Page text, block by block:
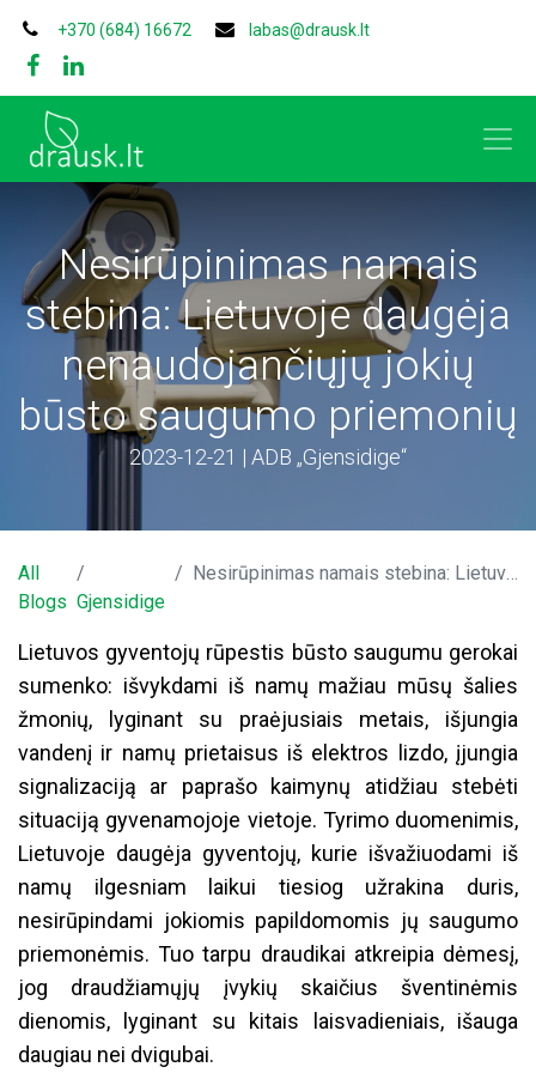
+370 (684) 16672 labas@drausk.lt
Nesirūpinimas namais
stebina: Lietuvoje daugėja
nenaudojančiųjų jokių
būsto saugumo priemonių
2023-12-21 | ADB „Gjensidige“
All
Blogs Gjensidige
Nesirūpinimas namais stebina: Lietuvoje daugėja nenaudojančiųjų jokių būsto saugumo priemonių
Lietuvos gyventojų rūpestis būsto saugumu gerokai
sumenko: išvykdami iš namų mažiau mūsų šalies
žmonių, lyginant su praėjusiais metais, išjungia
vandenį ir namų prietaisus iš elektros lizdo, įjungia
signalizaciją ar paprašo kaimynų atidžiau stebėti
situaciją gyvenamojoje vietoje. Tyrimo duomenimis,
Lietuvoje daugėja gyventojų, kurie išvažiuodami iš
namų ilgesniam laikui tiesiog užrakina duris,
nesirūpindami jokiomis papildomomis jų saugumo
priemonėmis. Tuo tarpu draudikai atkreipia dėmesį,
jog draudžiamųjų įvykių skaičius šventinėmis
dienomis, lyginant su kitais laisvadieniais, išauga
daugiau nei dvigubai.